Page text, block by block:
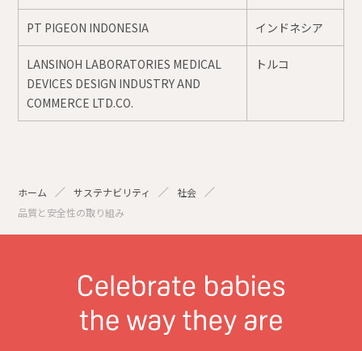
PT PIGEON INDONESIA インドネシア
LANSINOH LABORATORIES MEDICAL
DEVICES DESIGN INDUSTRY AND
COMMERCE LTD.CO.
トルコ
ホーム サステナビリティ
社会
品質と安全性の取り組み